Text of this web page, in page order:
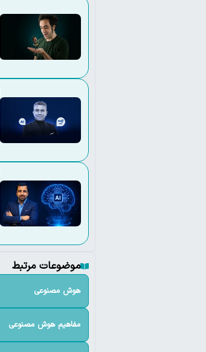
موضوعات مرتبط
هوش مصنوعی
مفاهیم هوش مصنوعی